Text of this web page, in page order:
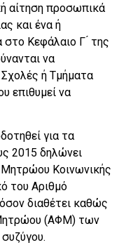
αίτηση προσωπικά
και ένα ή
Κεφάλαιο Γ ́ της
να
Σχολές ή Τμήματα
επιθυμεί να
για τα
2015 δηλώνει
Μητρώου Κοινωνικής
του Αριθμό
διαθέτει καθώς
(ΑΦΜ) των